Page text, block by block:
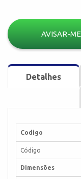
AVISAR-ME
Detalhes
Codigo
Código
Dimensões